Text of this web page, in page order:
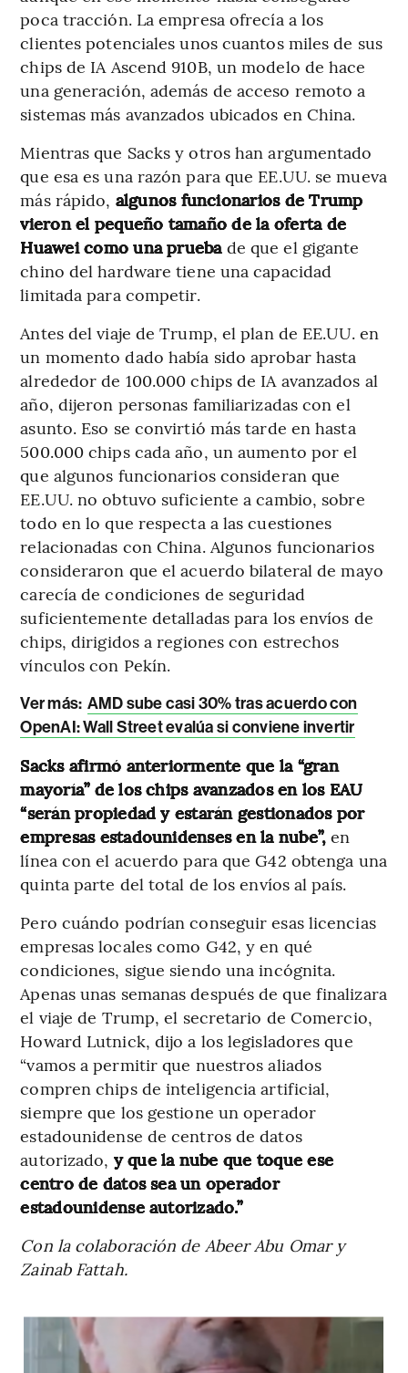
poca tracción. La empresa ofrecía a los
clientes potenciales unos cuantos miles de sus
chips de IA Ascend 910B, un modelo de hace
una generación, además de acceso remoto a
sistemas más avanzados ubicados en China.
Mientras que Sacks y otros han argumentado
que esa es una razón para que EE.UU. se mueva
más rápido, algunos funcionarios de Trump
vieron el pequeño tamaño de la oferta de
Huawei como una pruebade que el gigante
chino del hardware tiene una capacidad
limitada para competir.
Antes del viaje de Trump, el plan de EE.UU. en
un momento dado había sido aprobar hasta
alrededor de 100.000 chips de IA avanzados al
año, dijeron personas familiarizadas con el
asunto. Eso se convirtió más tarde en hasta
500.000 chips cada año, un aumento por el
que algunos funcionarios consideran que
EE.UU. no obtuvo suficiente a cambio, sobre
todo en lo que respecta a las cuestiones
relacionadas con China. Algunos funcionarios
consideraron que el acuerdo bilateral de mayo
carecía de condiciones de seguridad
suficientemente detalladas para los envíos de
chips, dirigidos a regiones con estrechos
vínculos con Pekín.
Ver más: AMD sube casi 30% tras acuerdo con
OpenAI: Wall Street evalúa si conviene invertir
Sacks afirmó anteriormente que la “gran
mayoría” de los chips avanzados en los EAU
“serán propiedad y estarán gestionados por
empresas estadounidenses en la nube”, en
línea con el acuerdo para que G42 obtenga una
quinta parte del total de los envíos al país.
Pero cuándo podrían conseguir esas licencias
empresas locales como G42, y en qué
condiciones, sigue siendo una incógnita.
Apenas unas semanas después de que finalizara
el viaje de Trump, el secretario de Comercio,
Howard Lutnick, dijo a los legisladores que
“vamos a permitir que nuestros aliados
compren chips de inteligencia artificial,
siempre que los gestione un operador
estadounidense de centros de datos
autorizado, y que la nube que toque ese
centro de datos sea un operador
estadounidense autorizado.”
Con la colaboración de Abeer Abu Omar y
Zainab Fattah.